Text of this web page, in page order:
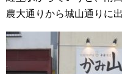
農大通りから城山通りに